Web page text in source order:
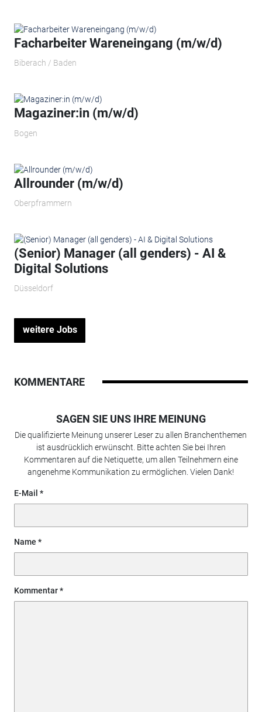
Facharbeiter Wareneingang (m/w/d)
Biberach / Baden
Magaziner:in (m/w/d)
Bogen
Allrounder (m/w/d)
Oberpframmern
(Senior) Manager (all genders) - AI &
Digital Solutions
Düsseldorf
weitere Jobs
KOMMENTARE
SAGEN SIE UNS IHRE MEINUNG
Die qualifizierte Meinung unserer Leser zu allen Branchenthemen
ist ausdrücklich erwünscht. Bitte achten Sie bei Ihren
Kommentaren auf die Netiquette, um allen Teilnehmern eine
angenehme Kommunikation zu ermöglichen. Vielen Dank!
E-Mail
Name
Kommentar